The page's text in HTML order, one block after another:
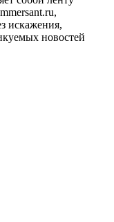
искажения,
новостей